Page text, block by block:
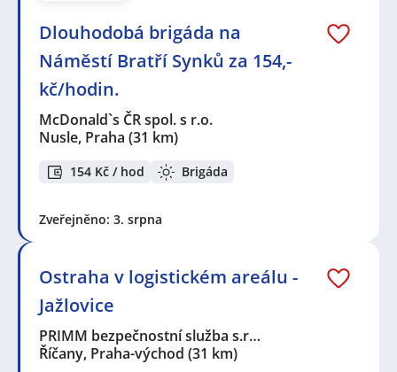
Dlouhodobá brigáda na
Náměstí Bratří Synků za 154,-
kč/hodin.
McDonald`s ČR spol. s r.o.
Nusle, Praha (31 km)
154 Kč / hod Brigáda
Zveřejněno: 3. srpna
Ostraha v logistickém areálu -
Jažlovice
PRIMM bezpečnostní služba s.r…
Říčany, Praha-východ (31 km)